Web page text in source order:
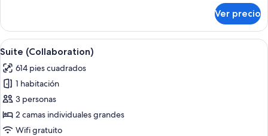
Deluxe
con
2
individuales
Ver precio
Abrir
todas
las
fotos
de
Suite
(Collaboration)
Habitación de hotel con dos camas,
8
Suite (Collaboration)
614 pies cuadrados
1 habitación
3 personas
2 camas individuales grandes
Wifi gratuito